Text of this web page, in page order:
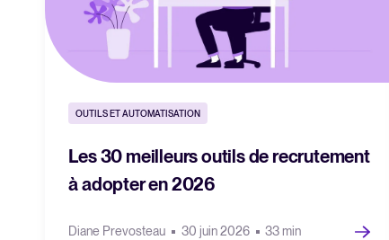
OUTILS ET AUTOMATISATION
Les 30 meilleurs outils de recrutement
à adopter en 2026
Diane Prevosteau 30 juin 2026 33 min